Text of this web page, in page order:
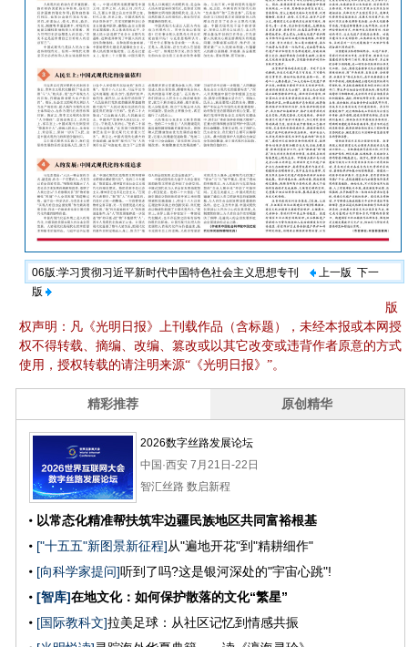
06版:学习贯彻习近平新时代中国特色社会主义思想专刊 上一版 下一
版
版
权声明：凡《光明日报》上刊载作品（含标题），未经本报或本网授
权不得转载、摘编、改编、篡改或以其它改变或违背作者原意的方式
使用，授权转载的请注明来源“《光明日报》”。